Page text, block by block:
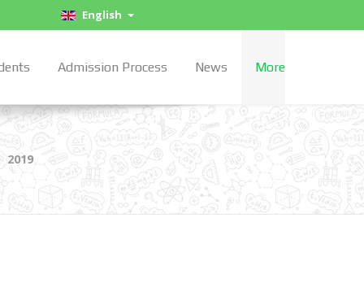
English
Admission Process News More
2019